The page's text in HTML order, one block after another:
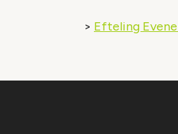
> Efteling